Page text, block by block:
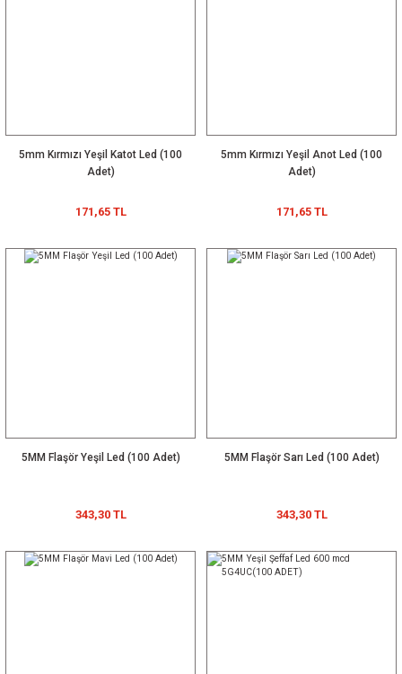
5mm Kırmızı Yeşil Katot Led (100
Adet)
171,65 TL
5mm Kırmızı Yeşil Anot Led (100
Adet)
171,65 TL
5MM Flaşör Yeşil Led (100 Adet)
343,30 TL
5MM Flaşör Sarı Led (100 Adet)
343,30 TL